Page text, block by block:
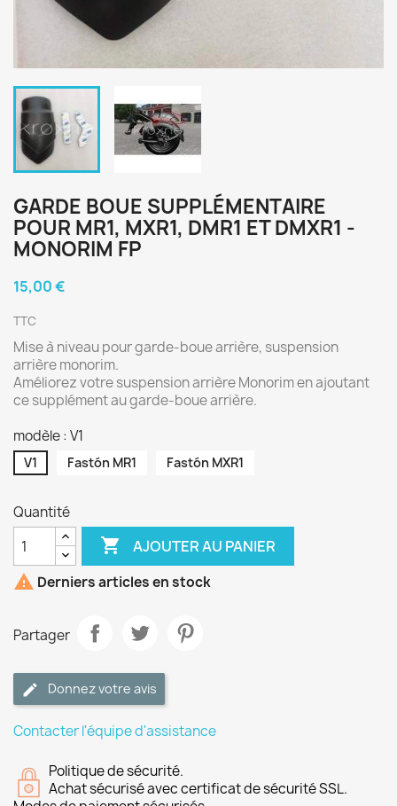
GARDE BOUE SUPPLÉMENTAIRE
POUR MR1, MXR1, DMR1 ET DMXR1 -
MONORIM FP
15,00 €
TTC
Mise à niveau pour garde-boue arrière, suspension
arrière monorim.
Améliorez votre suspension arrière Monorim en ajoutant
ce supplément au garde-boue arrière.
modèle : V1
V1 Fastón MR1 Fastón MXR1
Quantité
 AJOUTER AU PANIER
 Derniers articles en stock
Partager
Donnez votre avis
Contacter l'équipe d'assistance
Politique de sécurité.
Achat sécurisé avec certificat de sécurité SSL.